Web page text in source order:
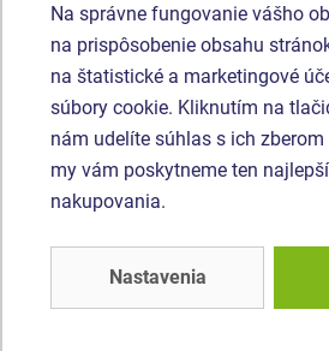
odolnosťou proti UV žiareniu a
pretože je nelámavý a nehrozí tak
zranenia detí ostrými úlomkami).
Pružina hojdačky je vyrobená zo
ocele a je upravená duplexným
vypaľovacou farbou podľa RAL.
Podobný
Na správne fungovanie vášho
na prispôsobenie obsahu
na štatistické a marketingové
súbory cookie. Kliknutím na
nám udelíte súhlas s ich
my vám poskytneme ten
nakupovania.
Nastavenia